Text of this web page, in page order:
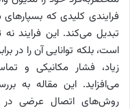
فرایندی کلیدی که
تبدیل می‌کند. این فرایند نه‌
است، بلکه توانایی آن را در
زیاد، فشار مکانیکی و
می‌افزاید. این مقاله به
روش‌های اتصال عرضی در